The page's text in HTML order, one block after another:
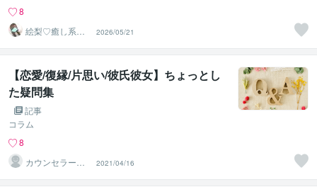
8
絵梨♡癒し系関
西OL
2026/05/21
【恋愛/復縁/片思い/彼氏彼女】ちょっとし
た疑問集
記事
コラム
8
カウンセラー佐
藤愛
2021/04/16